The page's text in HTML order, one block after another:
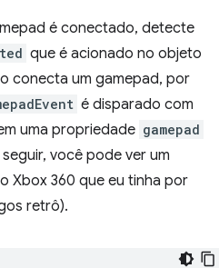
é conectado, detecte
que é acionado no objeto
conecta um gamepad, por
é disparado com
uma propriedade gamepad
você pode ver um
Xbox 360 que eu tinha por
retrô).